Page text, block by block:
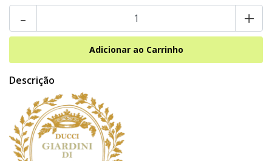
- +
Descrição